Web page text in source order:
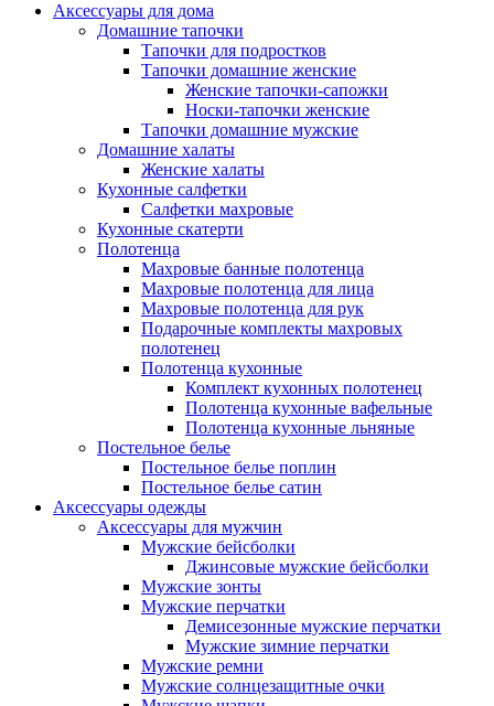
Аксессуары для дома
Домашние тапочки
Тапочки для подростков
Тапочки домашние женские
Женские тапочки-сапожки
Носки-тапочки женские
Тапочки домашние мужские
Домашние халаты
Женские халаты
Кухонные салфетки
Салфетки махровые
Кухонные скатерти
Полотенца
Махровые банные полотенца
Махровые полотенца для лица
Махровые полотенца для рук
Подарочные комплекты махровых
полотенец
Полотенца кухонные
Комплект кухонных полотенец
Полотенца кухонные вафельные
Полотенца кухонные льняные
Постельное белье
Постельное белье поплин
Постельное белье сатин
Аксессуары одежды
Аксессуары для мужчин
Мужские бейсболки
Джинсовые мужские бейсболки
Мужские зонты
Мужские перчатки
Демисезонные мужские перчатки
Мужские зимние перчатки
Мужские ремни
Мужские солнцезащитные очки